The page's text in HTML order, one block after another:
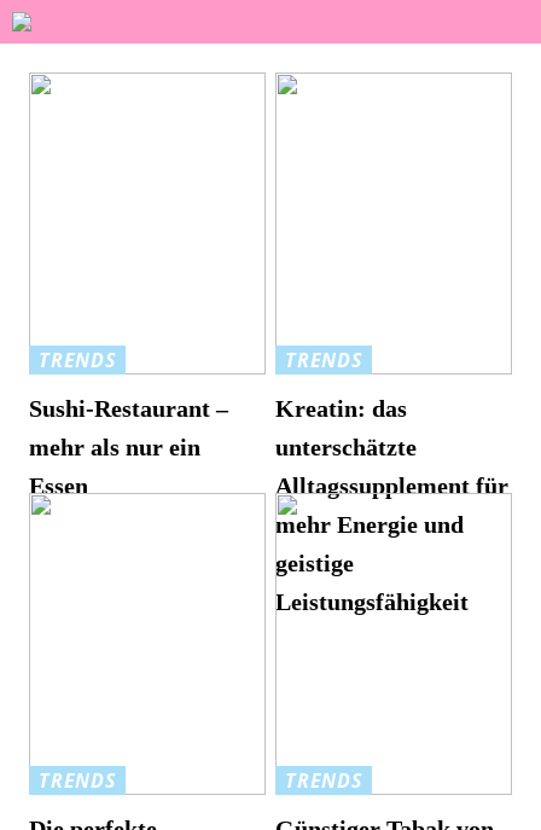
TRENDS
Sushi-Restaurant –
mehr als nur ein
Essen
TRENDS
Kreatin: das
unterschätzte
Alltagssupplement für
mehr Energie und
geistige
Leistungsfähigkeit
TRENDS
TRENDS